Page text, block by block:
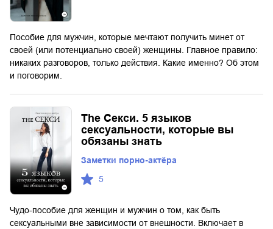
Пособие для мужчин, которые мечтают получить минет от
своей (или потенциально своей) женщины. Главное правило:
никаких разговоров, только действия. Какие именно? Об этом
и поговорим.
The Секси. 5 языков
сексуальности, которые вы
обязаны знать
Заметки порно-актёра
5
Чудо-пособие для женщин и мужчин о том, как быть
сексуальными вне зависимости от внешности. Включает в